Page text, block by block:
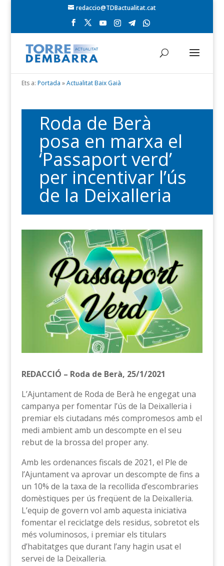
redaccio@TDBactualitat.cat
Ets a: Portada »Actualitat Baix Gaià
Roda de Berà
posa en marxa el
‘Passaport verd’
per incentivar l’ús
de la Deixalleria
REDACCIÓ – Roda de Berà, 25/1/2021
L’Ajuntament de Roda de Berà he engegat una
campanya per fomentar l’ús de la Deixalleria i
premiar els ciutadans més compromesos amb el
medi ambient amb un descompte en el seu
rebut de la brossa del proper any.
Amb les ordenances fiscals de 2021, el Ple de
l’Ajuntament va aprovar un descompte de fins a
un 10% de la taxa de la recollida d’escombraries
domèstiques per ús freqüent de la Deixalleria.
L’equip de govern vol amb aquesta iniciativa
fomentar el reciclatge dels residus, sobretot els
més voluminosos, i premiar els titulars
d’habitatges que durant l’any hagin usat el
servei de la Deixalleria.